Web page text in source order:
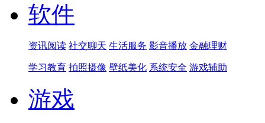
软件
资讯阅读 社交聊天 生活服务 影音播放 金融理财
学习教育 拍照摄像 壁纸美化 系统安全 游戏辅助
游戏